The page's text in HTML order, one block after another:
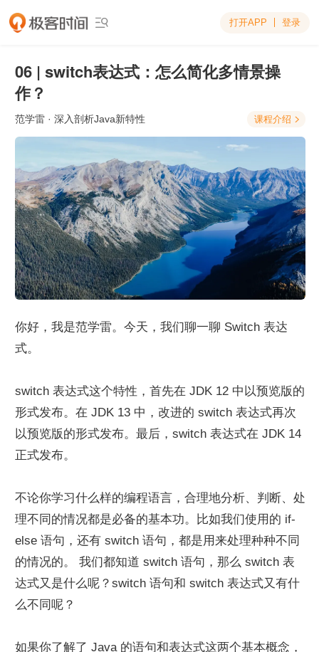
 打开APP 登录
06 | switch表达式：怎么简化多情景操
作？
范学雷 · 深入剖析Java新特性 课程介绍 
你好，我是范学雷。今天，我们聊一聊 Switch 表达
式。
switch 表达式这个特性，首先在 JDK 12 中以预览版的
形式发布。在 JDK 13 中，改进的 switch 表达式再次
以预览版的形式发布。最后，switch 表达式在 JDK 14
正式发布。
不论你学习什么样的编程语言，合理地分析、判断、处
理不同的情况都是必备的基本功。比如我们使用的 if-
else 语句，还有 switch 语句，都是用来处理种种不同
的情况的。 我们都知道 switch 语句，那么 switch 表
达式又是什么呢？switch 语句和 switch 表达式又有什
么不同呢？
如果你了解了 Java 的语句和表达式这两个基本概念，